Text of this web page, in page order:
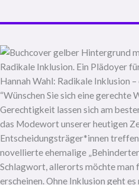
Hannah Wahl: Radikale Inklusion
“Wünschen Sie sich eine
Gerechtigkeit lassen sich am
das Modewort unserer heutigen
Entscheidungsträger*innen
novellierte ehemalige
Schlagwort, allerorts möchte
erscheinen. Ohne Inklusion geht